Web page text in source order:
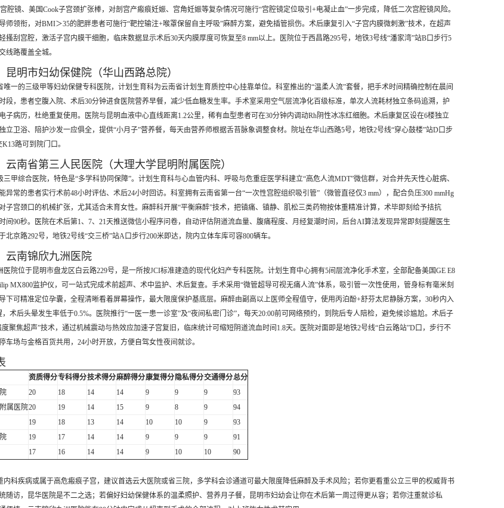
腔镜、美国Cook子宫颈扩张棒，对剖宫产瘢痕妊娠、宫角妊娠等复杂情况可施行“宫腔镜定位吸引+电凝止血”一步完成，降低二次宫腔镜风险。
师领衔，对BMI＞35的肥胖患者可施行“靶控输注+喉罩保留自主呼吸”麻醉方案，避免插管损伤。术后康复引入“子宫内膜微刺激”技术，在超声
搔刮宫腔，激活子宫内膜干细胞，临床数据显示术后30天内膜厚度可恢复至8 mm以上。医院位于西昌路295号，地铁3号线“潘家湾”站B口步行5
线路覆盖全城。
昆明市妇幼保健院（华山西路总院）
唯一的三级甲等妇幼保健专科医院，计划生育科为云南省计划生育质控中心挂靠单位。科室推出的“温柔人流”套餐，把手术时间精确控制在晨间
段，患者空腹入院、术后30分钟进食医院营养早餐，减少低血糖发生率。手术室采用空气层流净化百级标准，单次人流耗材独立条码追溯，护
子病历，杜绝重复使用。医院与昆明血液中心直线距离1.2公里，稀有血型患者可在30分钟内调动Rh阴性冰冻红细胞。术后康复区设在6楼独立
立卫浴、陪护沙发一应俱全，提供“小月子”营养餐，每天由营养师根据舌苔脉象调整食材。院址在华山西路5号，地铁2号线“穿心鼓楼”站D口步
路可到院门口。
云南省第三人民医院（大理大学昆明附属医院）
三甲综合医院，特色是“多学科协同保障”。计划生育科与心血管内科、呼吸与危重症医学科建立“高危人流MDT”微信群，对合并先天性心脏病、
异常的患者实行术前48小时评估、术后24小时回访。科室拥有云南省第一台“一次性宫腔组织吸引管”（微管直径仅3 mm），配合负压300 mmHg
子宫颈口的机械扩张，尤其适合未育女性。麻醉科开展“平衡麻醉”技术，把镇痛、镇静、肌松三类药物按体重精准计算，术毕即刻给予拮抗
间90秒。医院在术后第1、7、21天推送微信小程序问卷，自动评估阴道流血量、腹痛程度、月经复潮时间，后台AI算法发现异常即刻提醒医生
北京路292号，地铁2号线“交三桥”站A口步行200米即达，院内立体车库可容800辆车。
云南锦欣九洲医院
医院位于昆明市盘龙区白云路229号，是一所按JCI标准建造的现代化妇产专科医院。计划生育中心拥有5间层流净化手术室，全部配备美国GE E8
MX800监护仪，可一站式完成术前超声、术中监护、术后复查。手术采用“微管超导可视无痛人流”体系，吸引管一次性使用，管身标有毫米刻
下可精准定位孕囊，全程清晰看着屏幕操作，最大限度保护基底层。麻醉由副高以上医师全程值守，使用丙泊酚+舒芬太尼静脉方案，30秒内入
术后头晕发生率低于0.5%。医院推行“一医一患一诊室”及“夜间私密门诊”，每天20:00前可网络预约，到院后专人陪检，避免候诊尴尬。术后子
度聚焦超声”技术，通过机械震动与热效应加速子宫复旧，临床统计可缩短阴道流血时间1.8天。医院对面即是地铁2号线“白云路站”D口，步行不
车场与金格百货共用，24小时开放，方便自驾女性夜间就诊。
资质得分专科得分技术得分麻醉得分康复得分 隐私得分交通得分总分
20 18 14 14 9 9 9
93
属医院20 19 14 15 9 8 9
94
19 18 13 14 10 10 9
93
19 17 14 14 9 9 9
91
17 16 14 14 9 10 10 90
内科疾病或属于高危瘢痕子宫，建议首选云大医院或省三院，多学科会诊通道可最大限度降低麻醉及手术风险；若你更看重公立三甲的权威背书
随访，昆华医院是不二之选；若偏好妇幼保健体系的温柔照护、营养月子餐，昆明市妇幼会让你在术后第一周过得更从容；若你注重就诊私